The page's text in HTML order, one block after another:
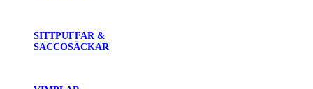
SITTPUFFAR &
SACCOSÄCKAR